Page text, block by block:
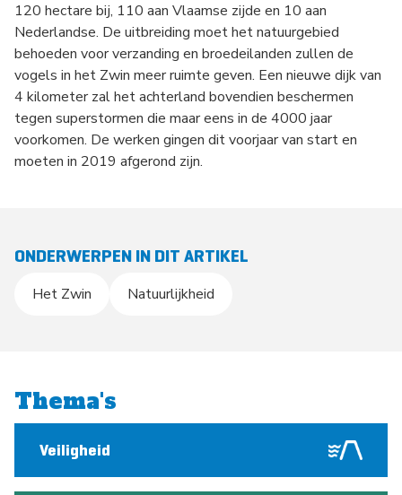
120 hectare bij, 110 aan Vlaamse zijde en 10 aan
Nederlandse. De uitbreiding moet het natuurgebied
behoeden voor verzanding en broedeilanden zullen de
vogels in het Zwin meer ruimte geven. Een nieuwe dijk van
4 kilometer zal het achterland bovendien beschermen
tegen superstormen die maar eens in de 4000 jaar
voorkomen. De werken gingen dit voorjaar van start en
moeten in 2019 afgerond zijn.
ONDERWERPEN IN DIT ARTIKEL
Het Zwin Natuurlijkheid
Thema's
Veiligheid